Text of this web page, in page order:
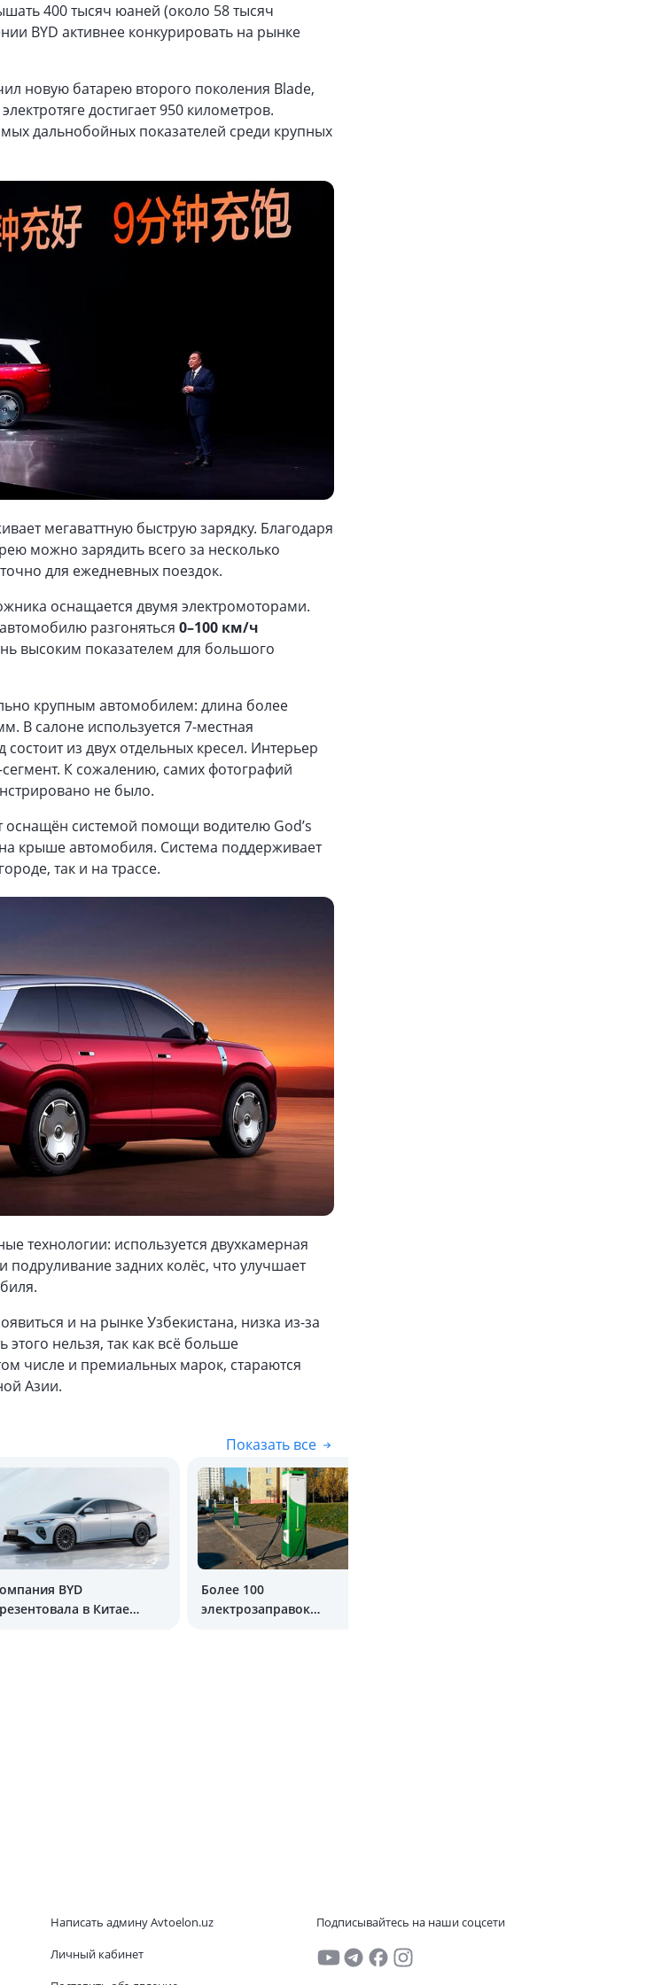
400 тысяч юаней (около 58 тысяч
BYD активнее конкурировать на рынке
новую батарею второго поколения Blade,
достигает 950 километров.
дальнобойных показателей среди крупных
мегаваттную быструю зарядку. Благодаря
можно зарядить всего за несколько
для ежедневных поездок.
оснащается двумя электромоторами.
разгоняться 0–100 км/ч
высоким показателем для большого
крупным автомобилем: длина более
В салоне используется 7-местная
из двух отдельных кресел. Интерьер
К сожалению, самих фотографий
не было.
оснащён системой помощи водителю God’s
крыше автомобиля. Система поддерживает
так и на трассе.
технологии: используется двухкамерная
подруливание задних колёс, что улучшает
и на рынке Узбекистана, низка из-за
нельзя, так как всё больше
числе и премиальных марок, стараются
Азии.
Показать все
BYD
в Китае
Более 100
электрозаправок
Написать админу Avtoelon.uz
Личный кабинет
Подписывайтесь на наши соцсети